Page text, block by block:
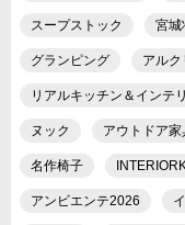
スープストック 宮城
グランピング アルク
リアルキッチン＆インテ
ヌック アウトドア家
名作椅子
アンビエンテ2026